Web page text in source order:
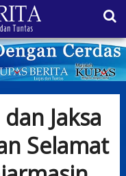
Jaksa
Selamat